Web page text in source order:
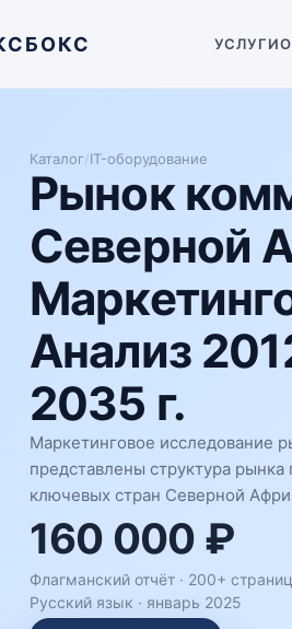
УСЛУГИ
Каталог/IT-оборудование
Рынок
Северной
Анализ
2035 г.
Маркетинговое исследование
представлены структура
ключевых стран Северной
160 000 ₽
Флагманский отчёт · 200+ страниц
Русский язык · январь 2025